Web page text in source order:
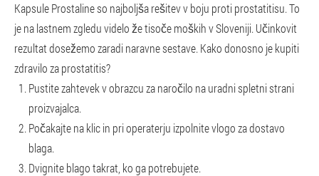
Kapsule Prostaline so najboljša rešitev v boju proti prostatitisu. To
je na lastnem zgledu videlo že tisoče moških v Sloveniji. Učinkovit
rezultat dosežemo zaradi naravne sestave. Kako donosno je kupiti
zdravilo za prostatitis?
Pustite zahtevek v obrazcu za naročilo na uradni spletni strani
proizvajalca.
Počakajte na klic in pri operaterju izpolnite vlogo za dostavo
blaga.
Dvignite blago takrat, ko ga potrebujete.